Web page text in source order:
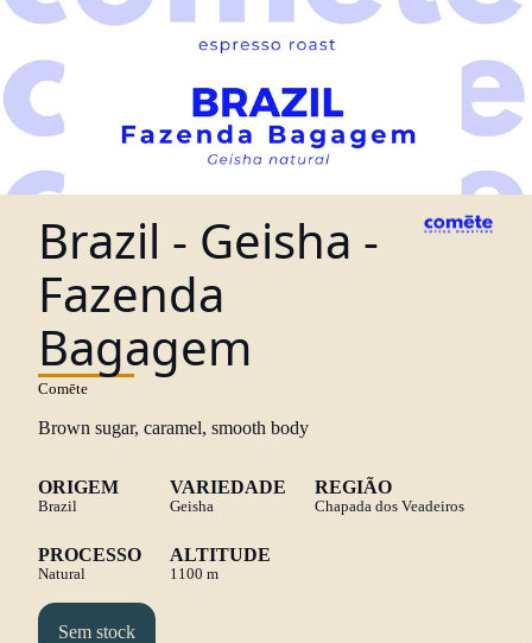
Brazil - Geisha -
Fazenda
Bagagem
Comēte
Brown sugar, caramel, smooth body
ORIGEM
Brazil
VARIEDADE
Geisha
REGIÃO
Chapada dos Veadeiros
PROCESSO
Natural
ALTITUDE
1100 m
Sem stock